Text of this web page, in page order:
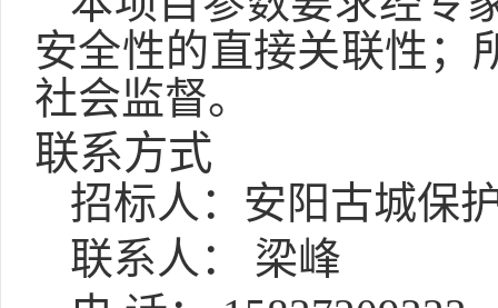
安全性的直接关联性 ；
社会监督。
联系方式
招标人：安阳古城保
联系人：
梁峰